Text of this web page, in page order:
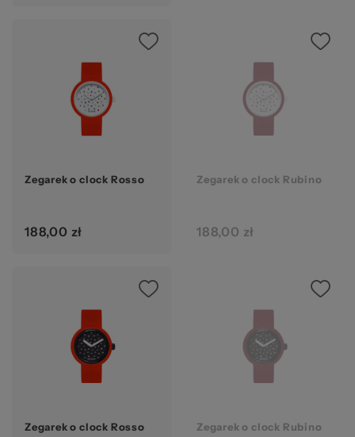
Zegarek o clock Rosso
188,00 zł
Zegarek o clock Rubino
188,00 zł
Zegarek o clock Rosso Zegarek o clock Rubino